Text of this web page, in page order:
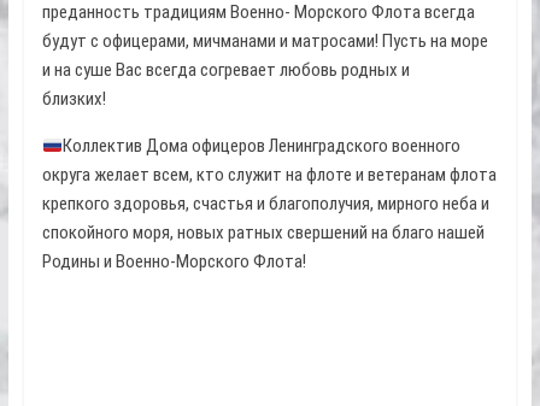
преданность традициям Военно- Морского Флота всегда
будут с офицерами, мичманами и матросами! Пусть на море
и на суше Вас всегда согревает любовь родных и
близких!
Коллектив Дома офицеров Ленинградского военного
округа желает всем, кто служит на флоте и ветеранам флота
крепкого здоровья, счастья и благополучия, мирного неба и
спокойного моря, новых ратных свершений на благо нашей
Родины и Военно-Морского Флота!